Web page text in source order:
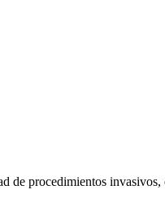
de procedimientos